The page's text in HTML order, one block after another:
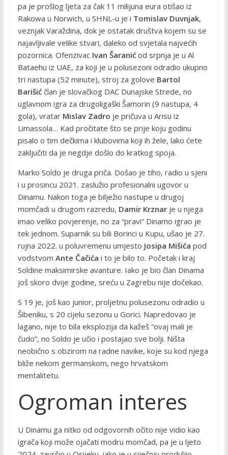
pa je prošlog ljeta za čak 11 milijuna eura otišao iz
Rakowa u Norwich, u SHNL-u je i Tomislav Duvnjak,
veznjak Varaždina, dok je ostatak društva kojem su se
najavljivale velike stvari, daleko od svjetala najvećih
pozornica. Ofenzivac Ivan Šaranić od srpnja je u Al
Bataehu iz UAE, za koji je u polusezoni odradio ukupno
tri nastupa (52 minute), stroj za golove Bartol
Barišić član je slovačkog DAC Dunajske Strede, no
uglavnom igra za drugoligaški Šamorin (9 nastupa, 4
gola), vratar Mislav Zadro je pričuva u Arisu iz
Limassola… Kad pročitate što se prije koju godinu
pisalo o tim dečkima i klubovima koji ih žele, lako ćete
zaključiti da je negdje došlo do kratkog spoja.
Marko Soldo je druga priča. Došao je tiho, radio u sjeni
i u prosincu 2021. zaslužio profesionalni ugovor u
Dinamu. Nakon toga je bilježio nastupe u drugoj
momčadi u drugom razredu, Damir Krznar je u njega
imao veliko povjerenje, no za “pravi” Dinamo igrao je
tek jednom. Suparnik su bili Borinci u Kupu, ušao je 27.
rujna 2022. u poluvremenu umjesto Josipa Mišića pod
vodstvom Ante Čačića i to je bilo to. Početak i kraj
Soldine maksimirske avanture. Iako je bio član Dinama
još skoro dvije godine, sreću u Zagrebu nije dočekao.
S 19 je, još kao junior, proljetnu polusezonu odradio u
Šibeniku, s 20 cijelu sezonu u Gorici. Napredovao je
lagano, nije to bila eksplozija da kažeš “ovaj mali je
čudo”, no Soldo je učio i postajao sve bolji. Ništa
neobično s obzirom na radne navike, koje su kod njega
bliže nekom germanskom, nego hrvatskom
mentalitetu.
Ogroman interes
U Dinamu ga nitko od odgovornih očito nije vidio kao
igrača koji može ojačati modru momčad, pa je u ljeto